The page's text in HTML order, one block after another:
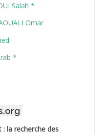
Salah *
Omar
*
: la recherche des